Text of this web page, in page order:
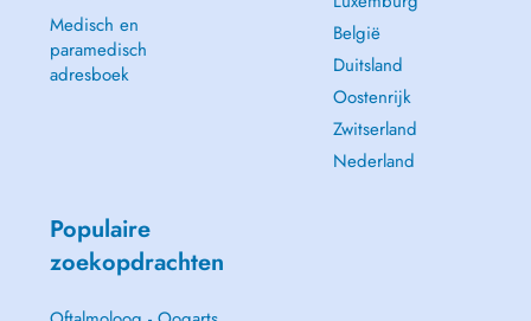
Medisch en
paramedisch
adresboek
België
Duitsland
Oostenrijk
Zwitserland
Nederland
Populaire
zoekopdrachten